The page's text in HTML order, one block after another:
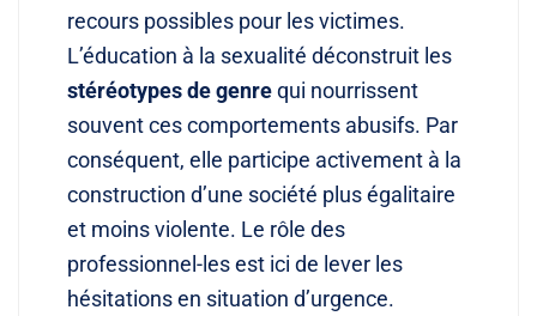
recours possibles pour les victimes.
L’éducation à la sexualité déconstruit les
stéréotypes de genrequi nourrissent
souvent ces comportements abusifs. Par
conséquent, elle participe activement à la
construction d’une société plus égalitaire
et moins violente. Le rôle des
professionnel-les est ici de lever les
hésitations en situation d’urgence.